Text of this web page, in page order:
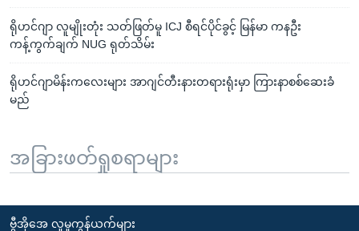
ရိုဟင်ဂျာ လူမျိုးတုံး သတ်ဖြတ်မူ ICJ စီရင်ပိုင်ခွင့် မြန်မာ ကနဦး
ကန့်ကွက်ချက် NUG ရုတ်သိမ်း
ရိုဟင်ဂျာမိန်းကလေးများ အာဂျင်တီးနားတရားရုံးမှာ ကြားနာစစ်ဆေးခံ
မည်
အခြားဖတ်ရှုစရာများ
ဗွီအိုအေ လူမှုကွန်ယက်များ